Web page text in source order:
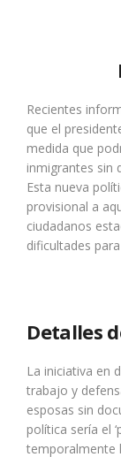
Recientes
que el
medida que
inmigrantes sin
Esta nueva
provisional a
ciudadanos
dificultades
Detalles
La iniciativa en
trabajo y
esposas sin
política sería el
temporalmente